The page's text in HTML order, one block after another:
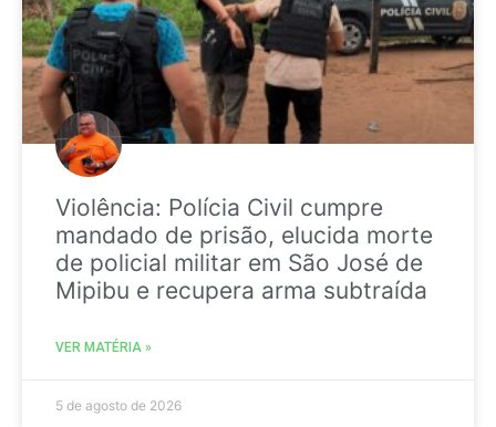
Violência: Polícia Civil cumpre
mandado de prisão, elucida morte
de policial militar em São José de
Mipibu e recupera arma subtraída
VER MATÉRIA »
5 de agosto de 2026